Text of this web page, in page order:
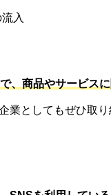
入
、商品やサービス
業としてもぜひ取